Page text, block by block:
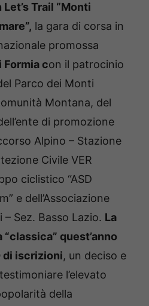
Trail “Monti
la gara di corsa in
promossa
Formia con il patrocinio
Parco dei Monti
Montana, del
di promozione
Alpino – Stazione
Civile VER
ciclistico “ASD
e dell’Associazione
Sez. Basso Lazio. La
quest’anno
di iscrizioni, un deciso e
l’elevato
della